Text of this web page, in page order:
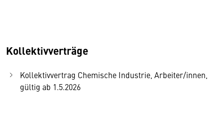
Kollektivverträge
Kollektivvertrag Chemische Industrie, Arbeiter/innen,
gültig ab 1.5.2026